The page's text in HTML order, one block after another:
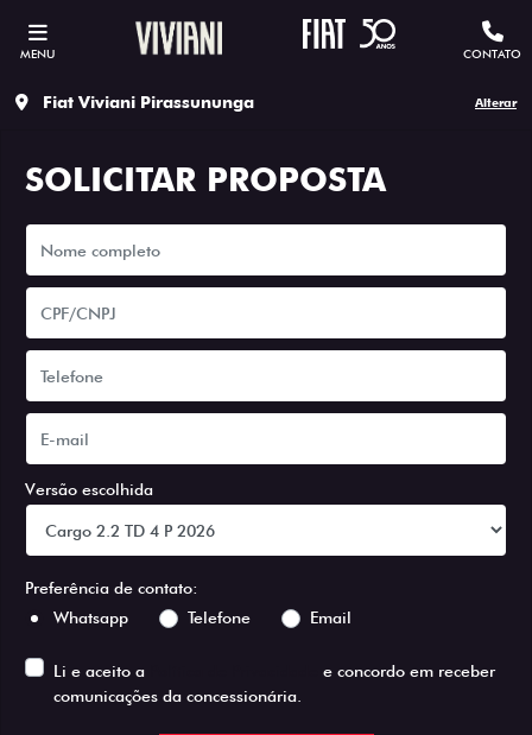
MENU CONTATO
Fiat Viviani Pirassununga Alterar
SOLICITAR PROPOSTA
Versão escolhida
Preferência de contato:
Whatsapp
Telefone Email
Li e aceito a
e concordo em receber
comunicações da concessionária.